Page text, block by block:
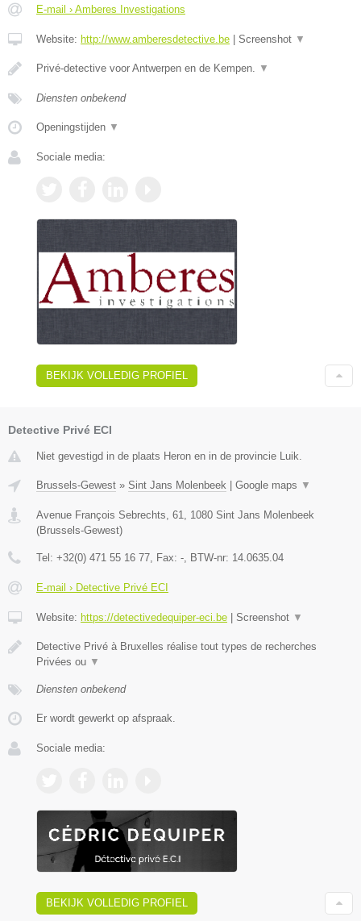
E-mail › Amberes Investigations
Website: http://www.amberesdetective.be Screenshot ▼
Privé-detective voor Antwerpen en de Kempen. ▼
Diensten onbekend
Openingstijden ▼
Sociale media:
BEKIJK VOLLEDIG PROFIEL
Detective Privé ECI
Niet gevestigd in de plaats Heron en in de provincie Luik.
Brussels-Gewest » Sint Jans Molenbeek Google maps ▼
Avenue François Sebrechts, 61, 1080 Sint Jans Molenbeek
(Brussels-Gewest)
Tel: +32(0) 471 55 16 77, Fax: -, BTW-nr: 14.0635.04
E-mail › Detective Privé ECI
Website: https://detectivedequiper-eci.be Screenshot ▼
Detective Privé à Bruxelles réalise tout types de recherches
Privées ou ▼
Diensten onbekend
Er wordt gewerkt op afspraak.
Sociale media:
BEKIJK VOLLEDIG PROFIEL